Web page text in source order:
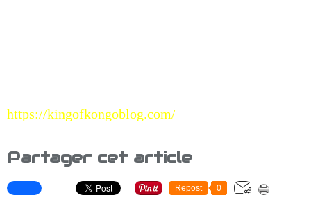
https://kingofkongoblog.com/
Partager cet article
Repost 0